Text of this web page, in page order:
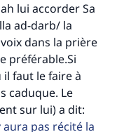
lui accorder Sa
ad-darb/ la
dans la prière
préférable.Si
il faut le faire à
caduque. Le
sur lui) a dit:
pas récité la
qui le fait."